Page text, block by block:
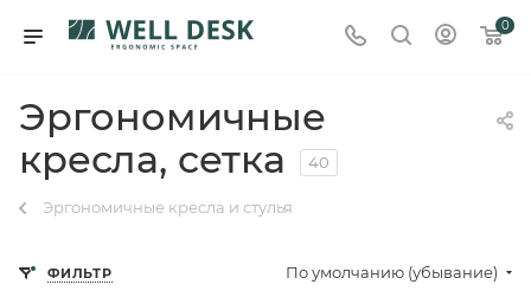
0
Эргономичные
кресла, сетка
40
Эргономичные кресла и стулья
ФИЛЬТР По умолчанию (убывание)